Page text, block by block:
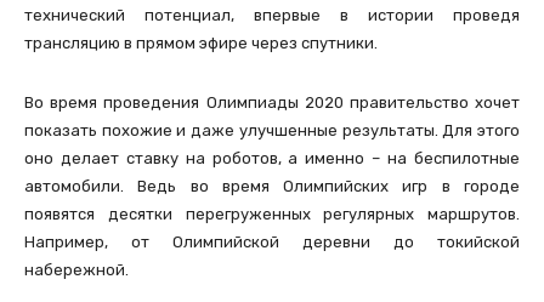
технический потенциал, впервые в истории проведя
трансляцию в прямом эфире через спутники.
Во время проведения Олимпиады 2020 правительство хочет
показать похожие и даже улучшенные результаты. Для этого
оно делает ставку на роботов, а именно – на беспилотные
автомобили. Ведь во время Олимпийских игр в городе
появятся десятки перегруженных регулярных маршрутов.
Например, от Олимпийской деревни до токийской
набережной.